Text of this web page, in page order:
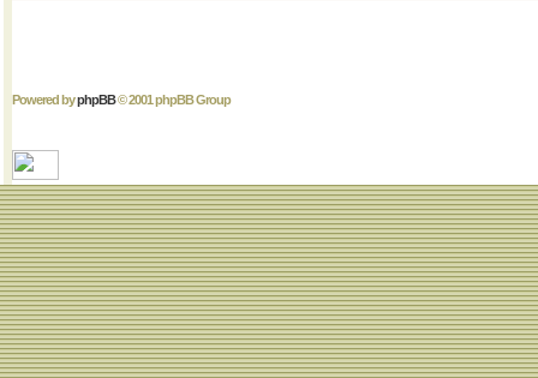
Powered byphpBB© 2001 phpBB Group